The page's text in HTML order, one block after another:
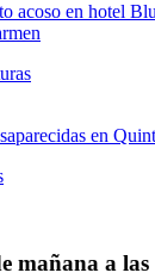
acoso en hotel
en
mañana a